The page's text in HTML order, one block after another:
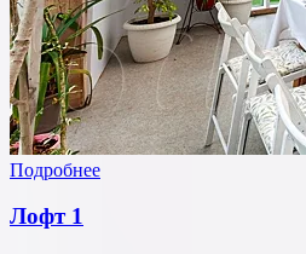
Подробнее
Лофт 1